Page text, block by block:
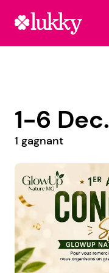
1-6 Dec.
1 gagnant
@by.fa_nny